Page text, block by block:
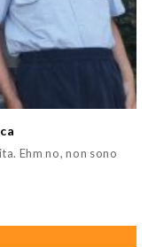
Ehm no, non sono